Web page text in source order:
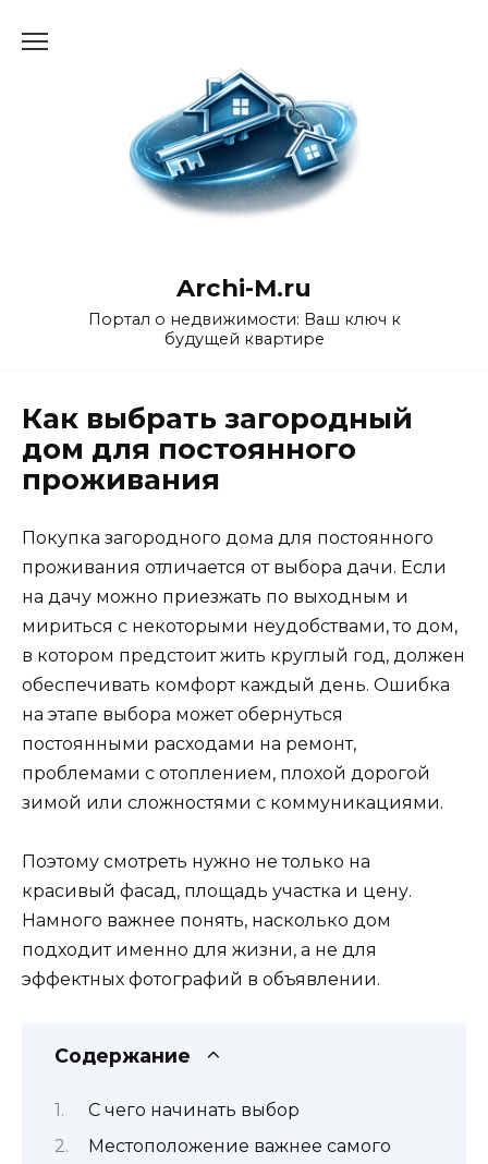
Archi-M.ru
Портал о недвижимости: Ваш ключ к
будущей квартире
Как выбрать загородный
дом для постоянного
проживания
Покупка загородного дома для постоянного
проживания отличается от выбора дачи. Если
на дачу можно приезжать по выходным и
мириться с некоторыми неудобствами, то дом,
в котором предстоит жить круглый год, должен
обеспечивать комфорт каждый день. Ошибка
на этапе выбора может обернуться
постоянными расходами на ремонт,
проблемами с отоплением, плохой дорогой
зимой или сложностями с коммуникациями.
Поэтому смотреть нужно не только на
красивый фасад, площадь участка и цену.
Намного важнее понять, насколько дом
подходит именно для жизни, а не для
эффектных фотографий в объявлении.
Содержание
С чего начинать выбор
Местоположение важнее самого